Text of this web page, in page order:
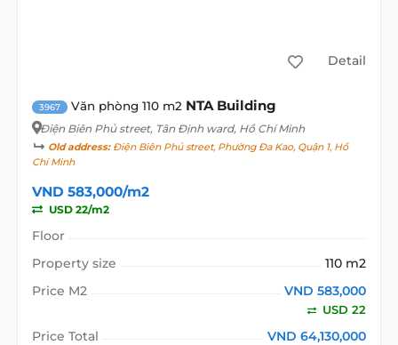
Detail
3967 Văn phòng 110 m2 NTA Building
Điện Biên Phủ street, Tân Định ward, Hồ Chí Minh
Old address:Điện Biên Phủ street, Phường Đa Kao, Quận 1, Hồ
Chí Minh
VND 583,000/m2
USD 22/m2
Floor
Property size
110 m2
Price M2
VND 583,000
USD 22
Price Total VND 64,130,000